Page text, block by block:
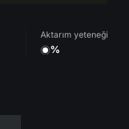
Aktarım yeteneği
%